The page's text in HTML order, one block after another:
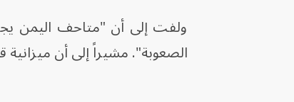
ولفت إلى أن "متاحف اليمن
الصعوبة". مشيراً إلى أن